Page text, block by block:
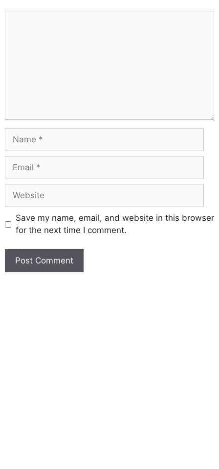
Save my name, email, and website in this browser
for the next time I comment.